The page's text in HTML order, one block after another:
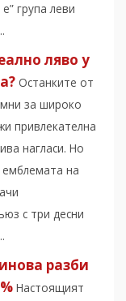
група леви
ляво у
Останките от
за широко
привлекателна
нагласи. Но
на
с три десни
разби
Настоящият